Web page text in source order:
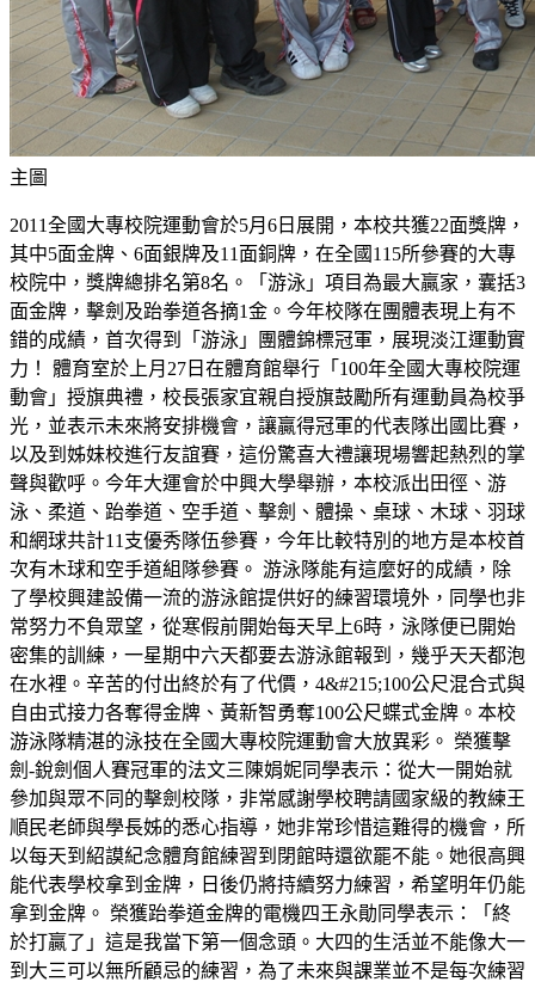
主圖
2011全國大專校院運動會於5月6日展開，本校共獲22面獎牌，
其中5面金牌、6面銀牌及11面銅牌，在全國115所參賽的大專
校院中，獎牌總排名第8名。「游泳」項目為最大贏家，囊括3
面金牌，擊劍及跆拳道各摘1金。今年校隊在團體表現上有不
錯的成績，首次得到「游泳」團體錦標冠軍，展現淡江運動實
力！ 體育室於上月27日在體育館舉行「100年全國大專校院運
動會」授旗典禮，校長張家宜親自授旗鼓勵所有運動員為校爭
光，並表示未來將安排機會，讓贏得冠軍的代表隊出國比賽，
以及到姊妹校進行友誼賽，這份驚喜大禮讓現場響起熱烈的掌
聲與歡呼。今年大運會於中興大學舉辦，本校派出田徑、游
泳、柔道、跆拳道、空手道、擊劍、體操、桌球、木球、羽球
和網球共計11支優秀隊伍參賽，今年比較特別的地方是本校首
次有木球和空手道組隊參賽。 游泳隊能有這麼好的成績，除
了學校興建設備一流的游泳館提供好的練習環境外，同學也非
常努力不負眾望，從寒假前開始每天早上6時，泳隊便已開始
密集的訓練，一星期中六天都要去游泳館報到，幾乎天天都泡
在水裡。辛苦的付出終於有了代價，4&#215;100公尺混合式與
自由式接力各奪得金牌、黃新智勇奪100公尺蝶式金牌。本校
游泳隊精湛的泳技在全國大專校院運動會大放異彩。 榮獲擊
劍-銳劍個人賽冠軍的法文三陳娟妮同學表示：從大一開始就
參加與眾不同的擊劍校隊，非常感謝學校聘請國家級的教練王
順民老師與學長姊的悉心指導，她非常珍惜這難得的機會，所
以每天到紹謨紀念體育館練習到閉館時還欲罷不能。她很高興
能代表學校拿到金牌，日後仍將持續努力練習，希望明年仍能
拿到金牌。 榮獲跆拳道金牌的電機四王永勛同學表示：「終
於打贏了」這是我當下第一個念頭。大四的生活並不能像大一
到大三可以無所顧忌的練習，為了未來與課業並不是每次練習